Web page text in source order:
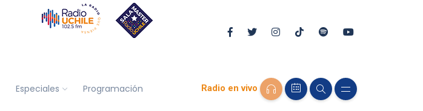
Especiales Programación Radio en vivo